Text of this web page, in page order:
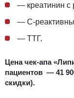
— креатинин с
— С-
— ТТГ.
Цена чек-апа
пациентов — 41
скидки).